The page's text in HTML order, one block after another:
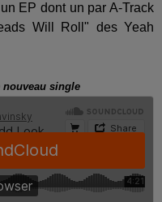
EP dont un par A-Track
Will Roll" des Yeah
nouveau single